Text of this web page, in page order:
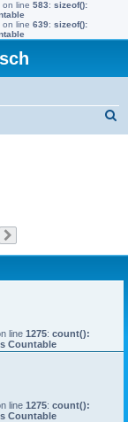
on line 583: sizeof():
on line 639: sizeof():
line 1275: count():
Countable
line 1275: count():
Countable